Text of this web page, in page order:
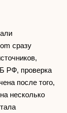
сразу
РФ, проверка
после того,
несколько